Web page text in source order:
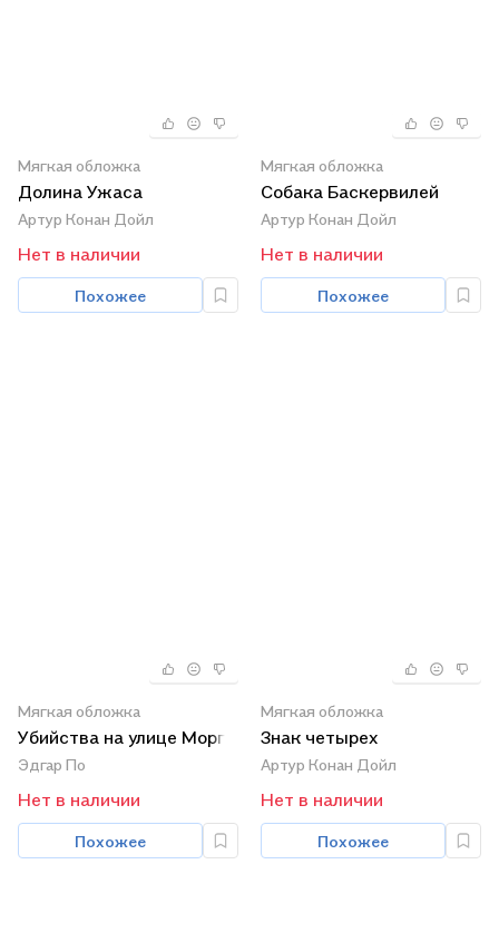
Мягкая обложка
Долина Ужаса
Артур Конан Дойл
Нет в наличии
Похожее
Мягкая обложка
Собака Баскервилей
Артур Конан Дойл
Нет в наличии
Похожее
Мягкая обложка
Убийства на улице Морг
Эдгар По
Нет в наличии
Похожее
Мягкая обложка
Знак четырех
Артур Конан Дойл
Нет в наличии
Похожее